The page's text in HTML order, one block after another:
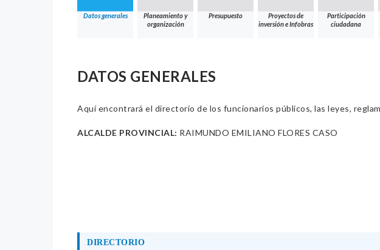
Datos generales
Planeamiento y
organización
Presupuesto
Proyectos de
inversión e Infobras
Participación
ciudadana
DATOS GENERALES
Aquí encontrará el directorio de los funcionarios públicos, las leyes,
ALCALDE PROVINCIAL: RAIMUNDO EMILIANO FLORES CASO
DIRECTORIO